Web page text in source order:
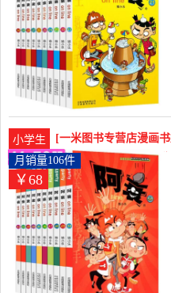
小学生
[一米图书专营店漫画
册大本月销量106件仅售
￥68
月销量106件